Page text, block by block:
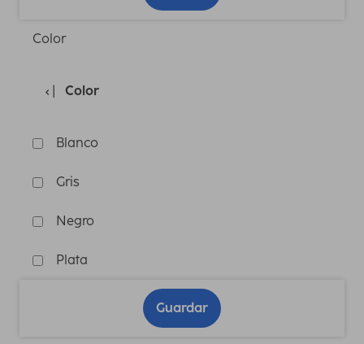
Color
Color
Blanco
Gris
Negro
Plata
Guardar